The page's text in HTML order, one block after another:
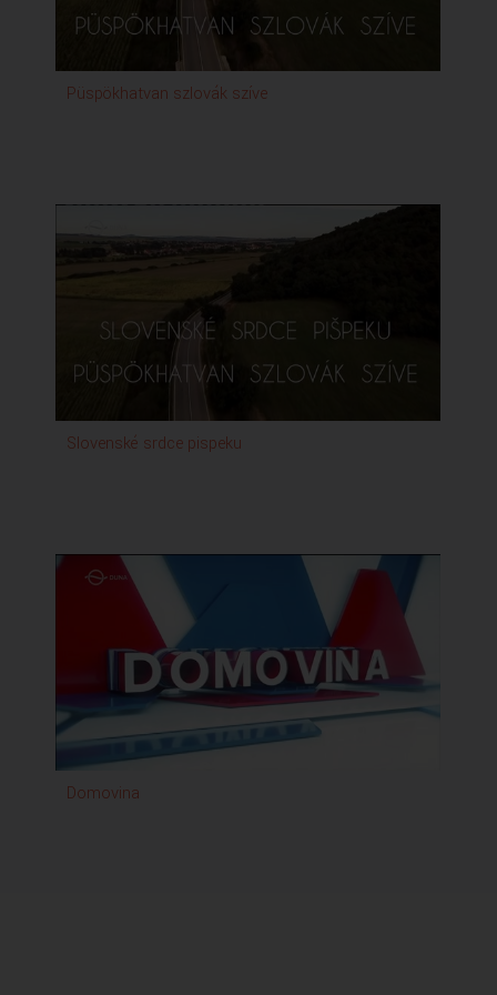
Püspökhatvan szlovák szíve
Slovenské srdce pispeku
Domovina